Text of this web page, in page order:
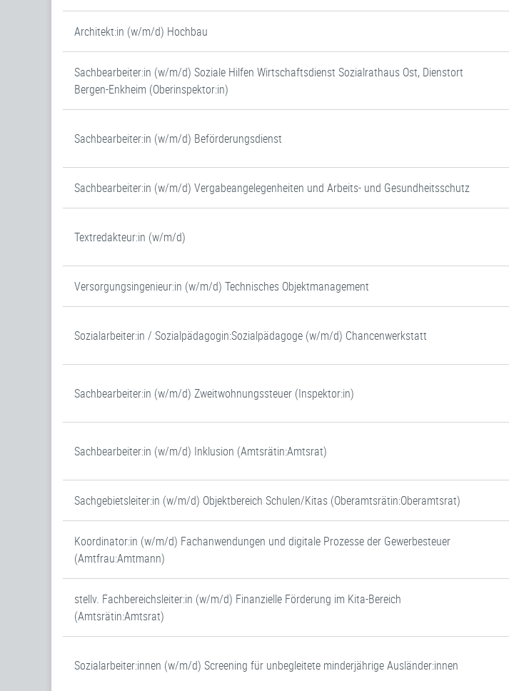
Architekt:in (w/m/d) Hochbau
Sachbearbeiter:in (w/m/d) Soziale Hilfen Wirtschaftsdienst Sozialrathaus Ost, Dienstort
Bergen-Enkheim (Oberinspektor:in)
Sachbearbeiter:in (w/m/d) Beförderungsdienst
Sachbearbeiter:in (w/m/d) Vergabeangelegenheiten und Arbeits- und Gesundheitsschutz
Textredakteur:in (w/m/d)
Versorgungsingenieur:in (w/m/d) Technisches Objektmanagement
Sozialarbeiter:in / Sozialpädagogin:Sozialpädagoge (w/m/d) Chancenwerkstatt
Sachbearbeiter:in (w/m/d) Zweitwohnungssteuer (Inspektor:in)
Sachbearbeiter:in (w/m/d) Inklusion (Amtsrätin:Amtsrat)
Sachgebietsleiter:in (w/m/d) Objektbereich Schulen/Kitas (Oberamtsrätin:Oberamtsrat)
Koordinator:in (w/m/d) Fachanwendungen und digitale Prozesse der Gewerbesteuer
(Amtfrau:Amtmann)
stellv. Fachbereichsleiter:in (w/m/d) Finanzielle Förderung im Kita-Bereich
(Amtsrätin:Amtsrat)
Sozialarbeiter:innen (w/m/d) Screening für unbegleitete minderjährige Ausländer:innen